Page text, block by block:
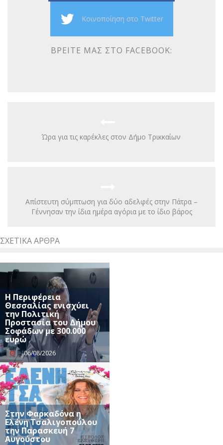
Κοινοποίηση στο Twitter
ΒΡΕΊΤΕ ΜΑΣ ΣΤΟ FACEBOOK:
Ώρα για τις καρέκλες στον Δήμο Τρικκαίων
Απίστευτη σύμπτωση για δύο αδελφές στην Πάτρα –
Γέννησαν την ίδια ημέρα αγόρια με το ίδιο βάρος
ΣΧΕΤΙΚΆ ΆΡΘΡΑ
Η Περιφέρεια
Θεσσαλίας ενισχύει
την Πολιτική
Προστασία του Δήμου
Σοφάδων με 300.000
ευρώ
06/08/2026
Στην Φαρκαδόνα η
Ελένη Τσαλιγοπούλου
την Παρασκευή 7
Αυγούστου